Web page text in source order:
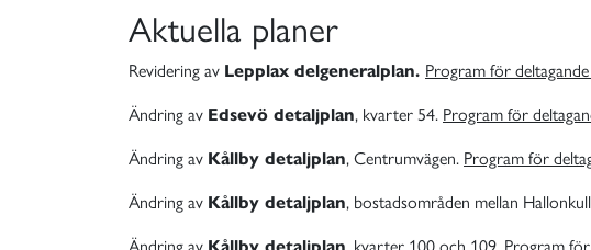
Aktuella planer
Revidering av Lepplax delgeneralplan. Program för
Ändring av Edsevö detaljplan, kvarter 54. Program för
Ändring av Kållby detaljplan, Centrumvägen. Program för
Ändring av Kållby detaljplan, bostadsområden mellan